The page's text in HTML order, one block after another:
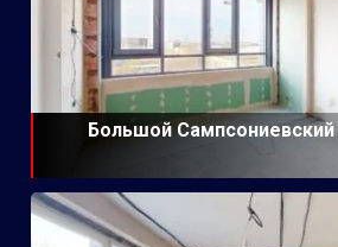
Большой Сампсониевский